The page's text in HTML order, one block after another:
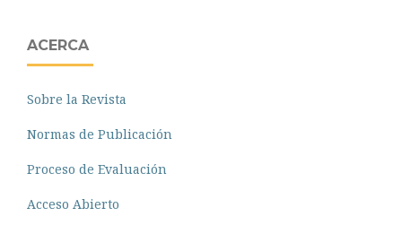
ACERCA
Sobre la Revista
Normas de Publicación
Proceso de Evaluación
Acceso Abierto